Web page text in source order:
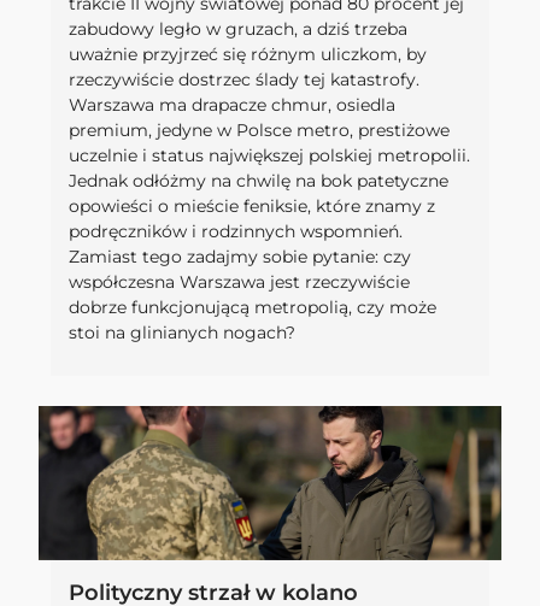
zabudowy legło w gruzach, a dziś trzeba
uważnie przyjrzeć się różnym uliczkom, by
rzeczywiście dostrzec ślady tej katastrofy.
Warszawa ma drapacze chmur, osiedla
premium, jedyne w Polsce metro, prestiżowe
uczelnie i status największej polskiej metropolii.
Jednak odłóżmy na chwilę na bok patetyczne
opowieści o mieście feniksie, które znamy z
podręczników i rodzinnych wspomnień.
Zamiast tego zadajmy sobie pytanie: czy
współczesna Warszawa jest rzeczywiście
dobrze funkcjonującą metropolią, czy może
stoi na glinianych nogach?
Polityczny strzał w kolano